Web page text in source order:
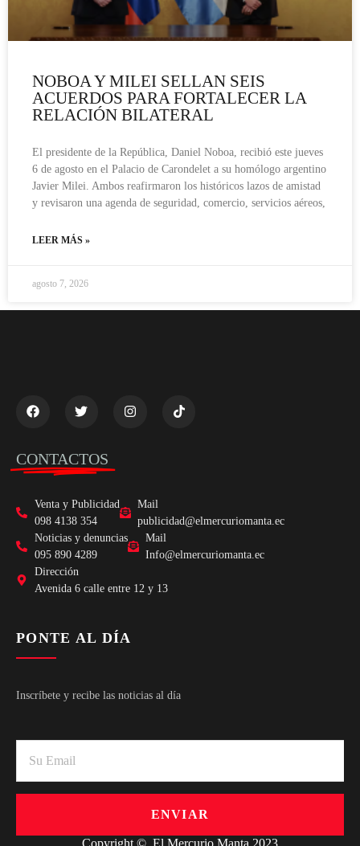
NOBOA Y MILEI SELLAN SEIS
ACUERDOS PARA FORTALECER LA
RELACIÓN BILATERAL
El presidente de la República, Daniel Noboa, recibió este jueves
6 de agosto en el Palacio de Carondelet a su homólogo argentino
Javier Milei. Ambos reafirmaron los históricos lazos de amistad
y revisaron una agenda de seguridad, comercio, servicios aéreos,
LEER MÁS »
agosto 7, 2026
CONTACTOS
Venta y Publicidad
098 4138 354
Mail
publicidad@elmercuriomanta.ec
Noticias y denuncias
095 890 4289
Mail
Info@elmercuriomanta.ec
Dirección
Avenida 6 calle entre 12 y 13
PONTE AL DÍA
Inscríbete y recibe las noticias al día
ENVIAR
Copyright © El Mercurio Manta 2023